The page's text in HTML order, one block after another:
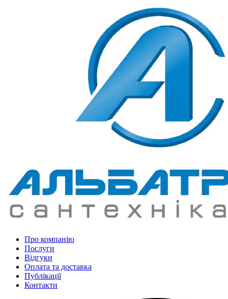
Про компанію
Послуги
Відгуки
Оплата та доставка
Публікації
Контакти